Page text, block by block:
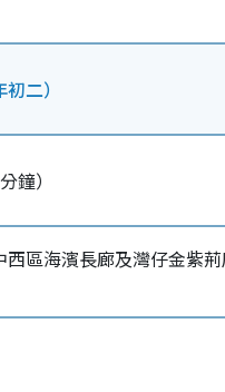
二）
鐘）
區海濱長廊及灣仔金紫